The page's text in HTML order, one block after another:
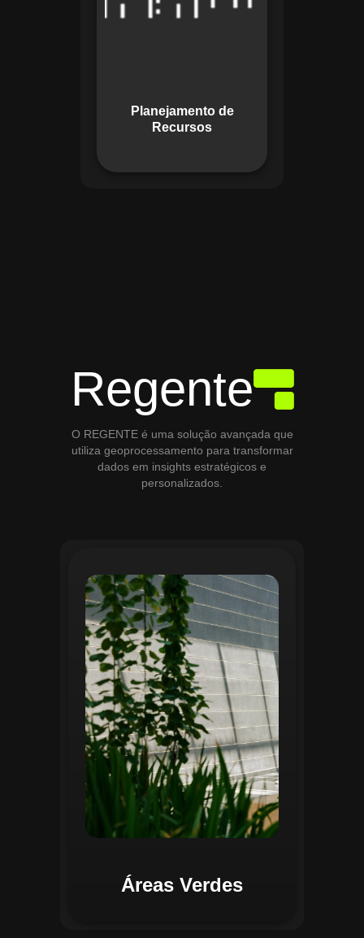
Planejamento de
Recursos
garante o uso
promovendo
Regente
O REGENTE é uma solução avançada que
utiliza geoprocessamento para transformar
dados em insights estratégicos e
personalizados.
Áreas Verdes
O módulo de Gestão de Áreas Verdes do
Regente aplica tecnologias avançadas de
geoprocessamento para mapear e
monitorar espaços verdes, registrando
localização, tipo de vegetação e estado
de conservação. Ele organiza fluxos de
manutenção e garante que as atividades
sejam realizadas de forma eficiente e
programada. Relatórios analíticos ajudam
a avaliar ações realizadas, promovendo a
sustentabilidade e o uso estratégico do
espaço urbano.